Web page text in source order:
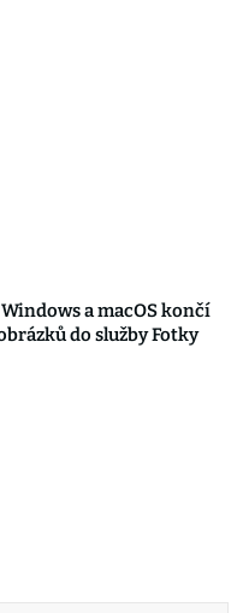
a macOS končí
do služby Fotky